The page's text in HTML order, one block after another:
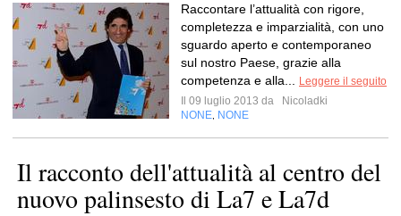
Raccontare l’attualità con rigore,
completezza e imparzialità, con uno
sguardo aperto e contemporaneo
sul nostro Paese, grazie alla
competenza e alla...
Leggere il seguito
Il 09 luglio 2013 da
Nicoladki
NONE NONE
Il racconto dell'attualità al centro del
nuovo palinsesto di La7 e La7d